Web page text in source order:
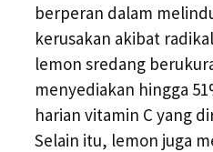
berperan dalam
kerusakan akibat
lemon sredang
menyediakan hingga
harian vitamin C yang
Selain itu, lemon juga